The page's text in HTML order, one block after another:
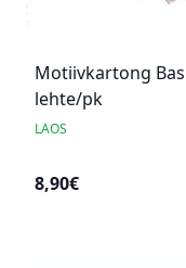
Motiivkartong
lehte/pk
LAOS
8,90€